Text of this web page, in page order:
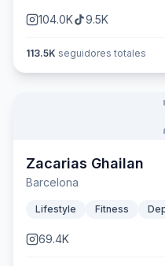
104.0K 9.5K
113.5K seguidores totales
Zacarias Ghailan
Barcelona
Lifestyle Fitness
69.4K